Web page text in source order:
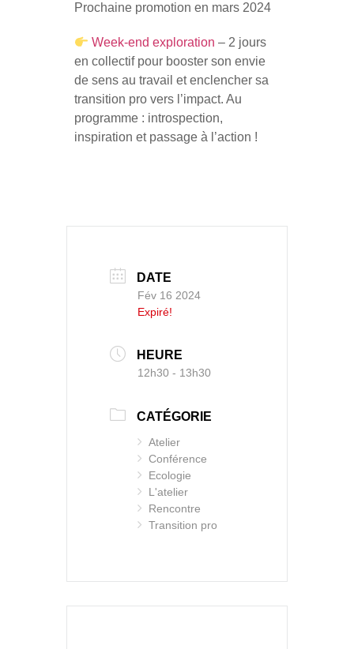
Prochaine promotion en mars 2024
Week-end exploration – 2 jours
en collectif pour booster son envie
de sens au travail et enclencher sa
transition pro vers l’impact. Au
programme : introspection,
inspiration et passage à l’action !
DATE
Fév 16 2024
Expiré!
HEURE
12h30 - 13h30
CATÉGORIE
Atelier
Conférence
Ecologie
L'atelier
Rencontre
Transition pro